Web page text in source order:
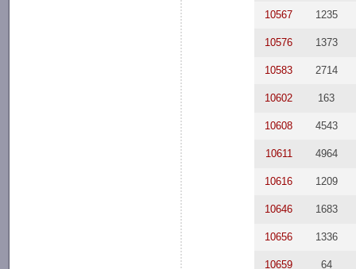
10567 1235
10576 1373
10583 2714
10602 163
10608 4543
10611 4964
10616 1209
10646 1683
10656 1336
10659 64